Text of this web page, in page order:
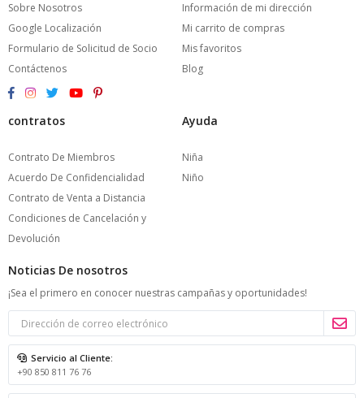
Sobre Nosotros
Google Localización
Formulario de Solicitud de Socio
Contáctenos
Información de mi dirección
Mi carrito de compras
Mis favoritos
Blog
contratos
Contrato De Miembros
Acuerdo De Confidencialidad
Contrato de Venta a Distancia
Condiciones de Cancelación y
Devolución
Ayuda
Niña
Niño
Noticias De nosotros
¡Sea el primero en conocer nuestras campañas y oportunidades!
Servicio al Cliente:
+90 850 811 76 76